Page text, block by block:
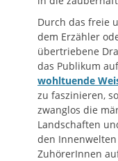
Durch das freie
dem Erzähler
übertriebene
das Publikum
wohltuende
zu faszinieren,
zwanglos die
Landschaften
den
ZuhörerInnen